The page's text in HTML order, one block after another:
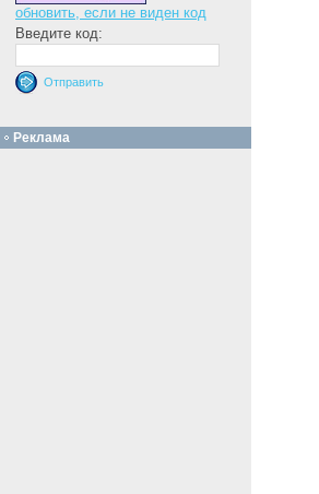
обновить, если не виден код
Введите код:
Реклама